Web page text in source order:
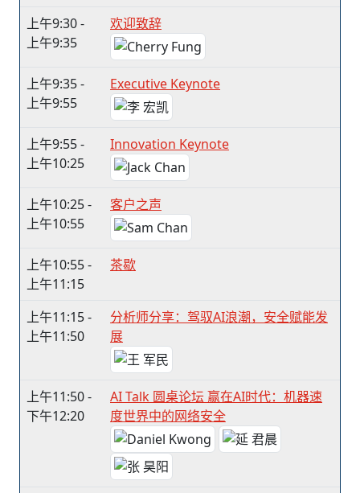
上午9:30 -
上午9:35
欢迎致辞
上午9:35 -
上午9:55
Executive Keynote
上午9:55 -
上午10:25
Innovation Keynote
上午10:25 -
上午10:55
客户之声
上午10:55 -
上午11:15
茶歇
上午11:15 -
上午11:50
分析师分享：驾驭AI浪潮，安全赋能发
展
上午11:50 -
下午12:20
AI Talk 圆桌论坛 赢在AI时代：机器速
度世界中的网络安全